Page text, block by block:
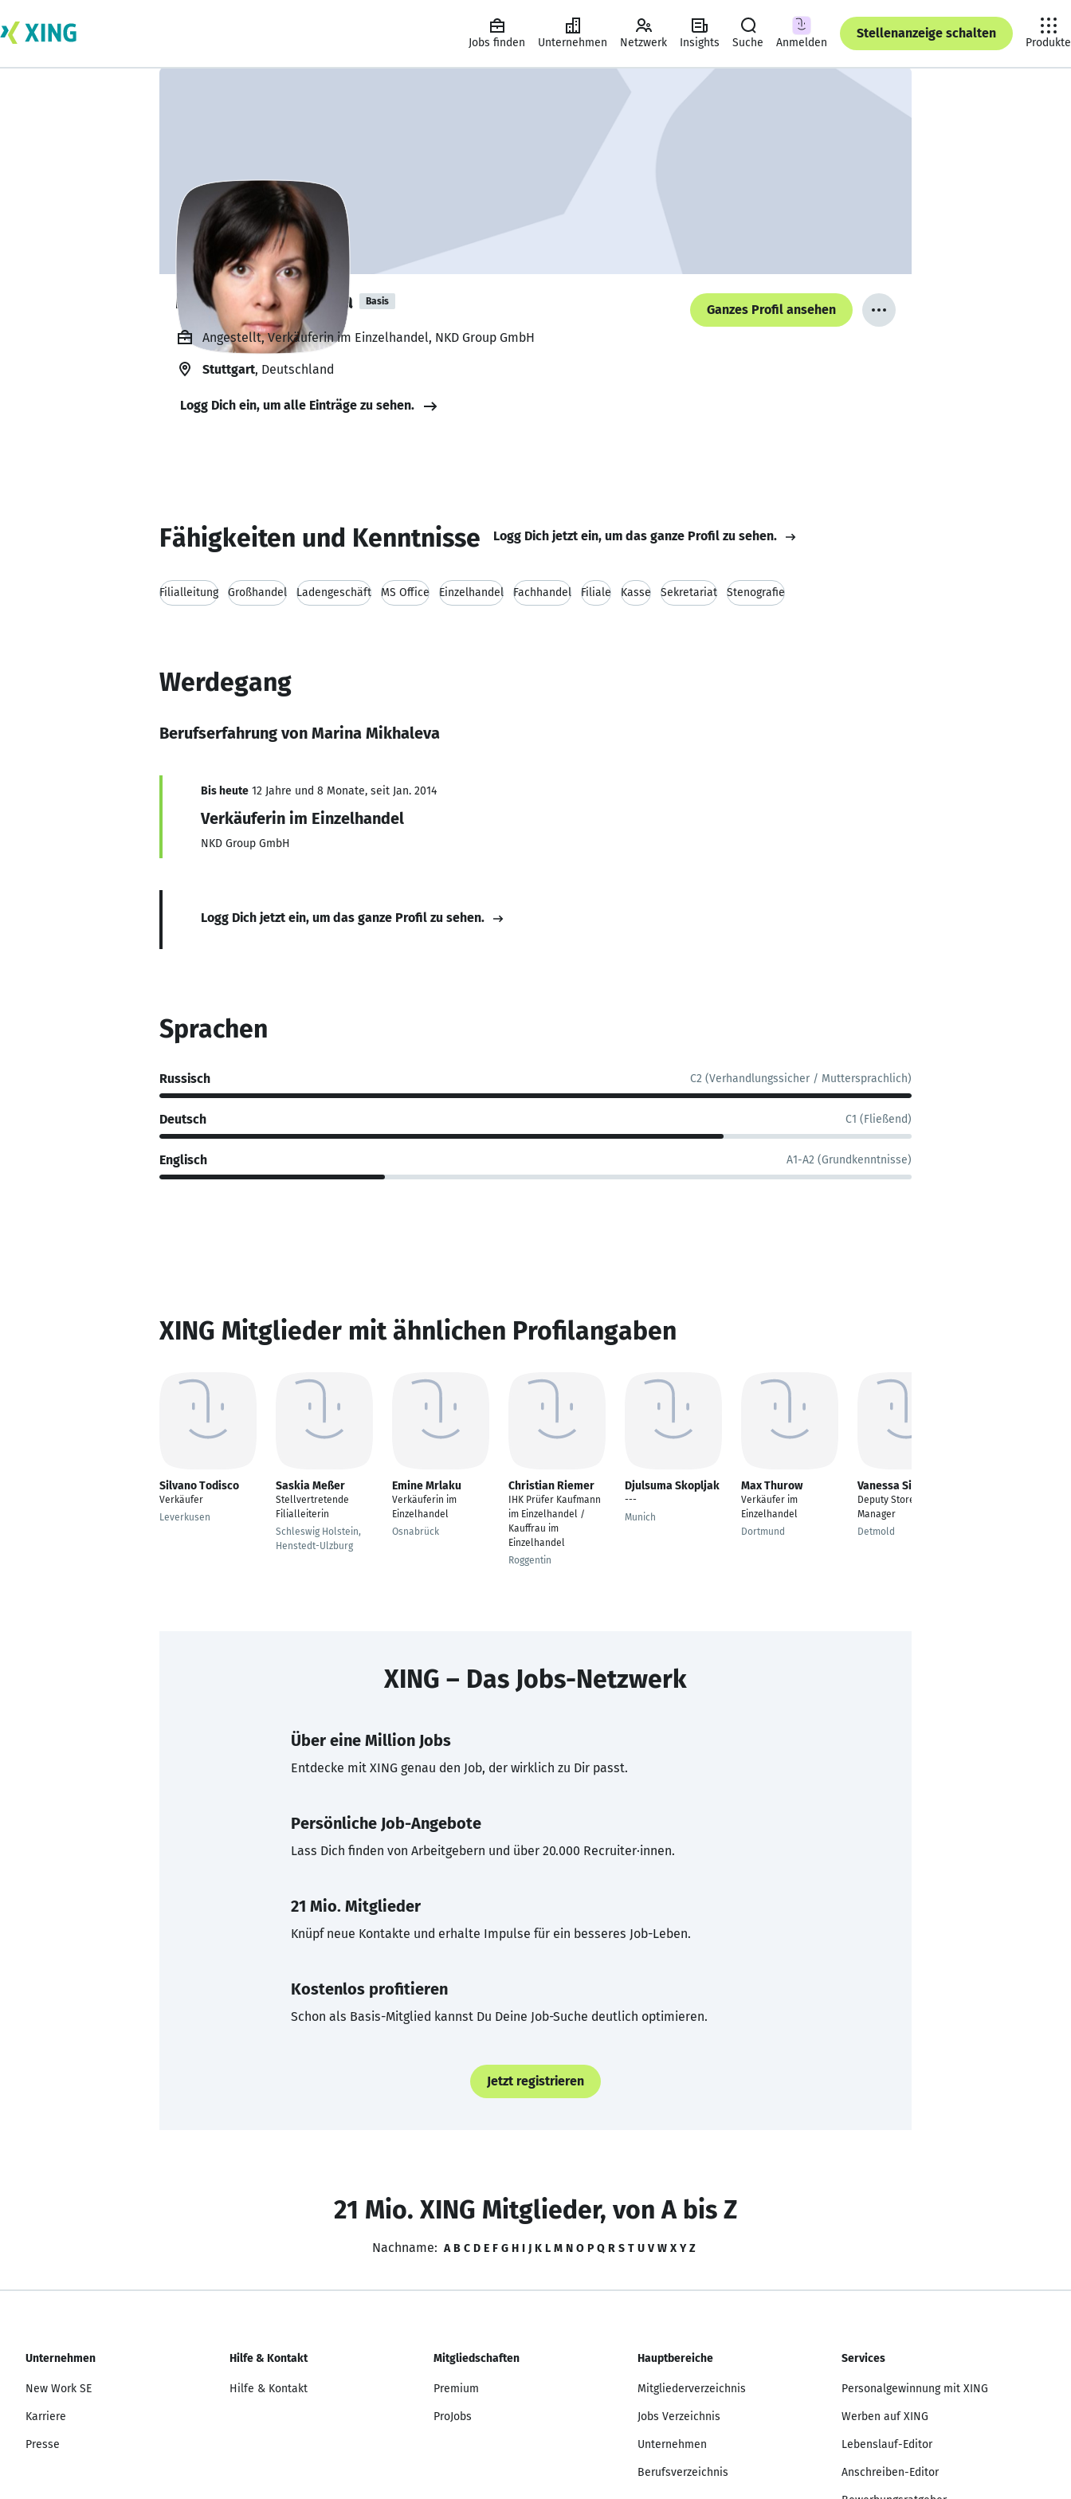
Jobs finden Unternehmen Netzwerk Insights Suche Anmelden
Stellenanzeige schalten
Produkte
Marina Mikhaleva Basis
Ganzes Profil ansehen
Angestellt, Verkäuferin im Einzelhandel, NKD Group GmbH
Stuttgart, Deutschland
Logg Dich ein, um alle Einträge zu sehen.
Fähigkeiten und Kenntnisse Logg Dich jetzt ein, um das ganze Profil zu sehen.
Filialleitung Großhandel Ladengeschäft MS Office Einzelhandel Fachhandel Filiale Kasse Sekretariat Stenografie
Werdegang
Berufserfahrung von Marina Mikhaleva
Bis heute 12 Jahre und 8 Monate, seit Jan. 2014
Verkäuferin im Einzelhandel
NKD Group GmbH
Logg Dich jetzt ein, um das ganze Profil zu sehen.
Sprachen
Russisch C2 (Verhandlungssicher / Muttersprachlich)
Deutsch C1 (Fließend)
Englisch A1-A2 (Grundkenntnisse)
XING Mitglieder mit ähnlichen Profilangaben
Silvano Todisco
Verkäufer
Leverkusen
Saskia Meßer
Stellvertretende
Filialleiterin
Schleswig Holstein,
Henstedt-Ulzburg
Emine Mrlaku
Verkäuferin im
Einzelhandel
Osnabrück
Christian Riemer
IHK Prüfer Kaufmann
im Einzelhandel /
Kauffrau im
Einzelhandel
Roggentin
Djulsuma Skopljak
---
Munich
Max Thurow
Verkäufer im
Einzelhandel
Dortmund
Vanessa Siemon
Deputy Store
Manager
Detmold
XING – Das Jobs-Netzwerk
Über eine Million Jobs
Entdecke mit XING genau den Job, der wirklich zu Dir passt.
Persönliche Job-Angebote
Lass Dich finden von Arbeitgebern und über 20.000 Recruiter·innen.
21 Mio. Mitglieder
Knüpf neue Kontakte und erhalte Impulse für ein besseres Job-Leben.
Kostenlos profitieren
Schon als Basis-Mitglied kannst Du Deine Job-Suche deutlich optimieren.
Jetzt registrieren
21 Mio. XING Mitglieder, von A bis Z
Nachname: A B C D E F G H I J K L M N O P Q R S T U V W X Y Z
Unternehmen
New Work SE
Karriere
Presse
Hilfe & Kontakt
Hilfe & Kontakt
Mitgliedschaften
Premium
ProJobs
Hauptbereiche
Mitgliederverzeichnis
Jobs Verzeichnis
Unternehmen
Berufsverzeichnis
Services
Personalgewinnung mit XING
Werben auf XING
Lebenslauf-Editor
Anschreiben-Editor